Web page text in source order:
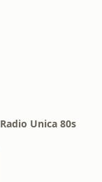
Radio Unica 80s